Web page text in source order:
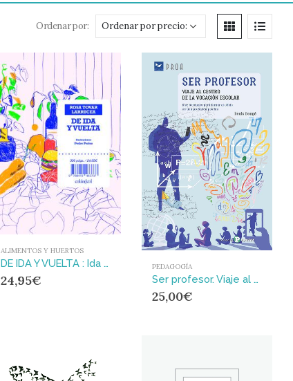
Ordenar por:
ALIMENTOS Y HUERTOS
DE IDA Y VUELTA : Ida y vuelta
24,95€
PEDAGOGÍA
Ser profesor. Viaje al centro de la vocación escolar : Diez lecciones para tomar el oficio en una profesión posible
25,00€